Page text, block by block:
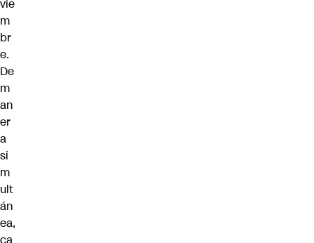
vie
m
br
e.
De
m
an
er
a
si
m
ult
án
ea,